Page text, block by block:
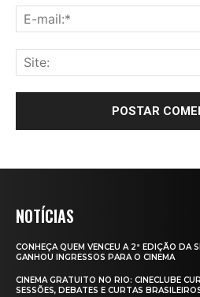
NOTÍCIAS
CONHEÇA QUEM VENCEU A 2ª EDIÇÃO DA
GANHOU INGRESSOS PARA O CINEMA
CINEMA GRATUITO NO RIO: CINECLUBE
SESSÕES, DEBATES E CURTAS